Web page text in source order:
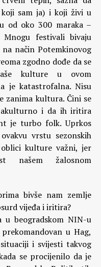
sam ja) i koji živi u
od oko 300 maraka –
festivali bivaju
način Potemkinovog
zgodno dođe da se
kulture u ovom
je katastrofalna. Nisu
zanima kultura. Čini se
i da ih iritira
je turbo folk. Uprkos
vrstu sezonskih
kulture važni, jer
našem žalosnom
bivše nam zemlje
vijeđa i iritira?
u beogradskom NIN-u
u Hag,
i svijesti takvog
se procijenilo da je